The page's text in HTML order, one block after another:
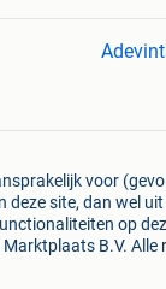
voor
deze site, dan wel
op
B.V. Alle